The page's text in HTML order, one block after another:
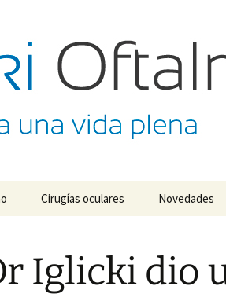
Cirugías oculares Novedades
Iglicki dio